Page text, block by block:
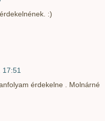
:)
érdekelne . Molnárné